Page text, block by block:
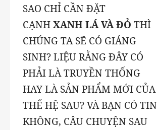
SAO CHỈ CẦN ĐẶT
CẠNHXANH LÁ VÀ ĐỎ THÌ
CHÚNG TA SẼ CÓ GIÁNG
SINH? LIỆU RẰNG ĐÂY CÓ
PHẢI LÀ TRUYỀN THỐNG
HAY LÀ SẢN PHẨM MỚI CỦA
THẾ HỆ SAU? VÀ BẠN CÓ TIN
KHÔNG, CÂU CHUYỆN SAU